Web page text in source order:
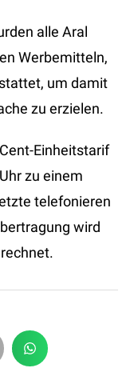
alle Aral
Werbemitteln,
um damit
zu erzielen.
Einheitstarif
zu einem
telefonieren
wird